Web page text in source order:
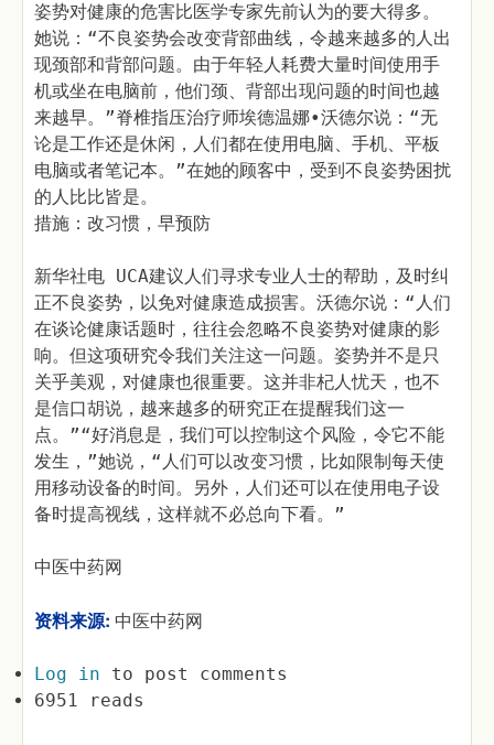
姿势对健康的危害比医学专家先前认为的要大得多。
她说：“不良姿势会改变背部曲线，令越来越多的人出
现颈部和背部问题。由于年轻人耗费大量时间使用手
机或坐在电脑前，他们颈、背部出现问题的时间也越
来越早。”脊椎指压治疗师埃德温娜•沃德尔说：“无
论是工作还是休闲，人们都在使用电脑、手机、平板
电脑或者笔记本。”在她的顾客中，受到不良姿势困扰
的人比比皆是。
措施：改习惯，早预防
新华社电 UCA建议人们寻求专业人士的帮助，及时纠
正不良姿势，以免对健康造成损害。沃德尔说：“人们
在谈论健康话题时，往往会忽略不良姿势对健康的影
响。但这项研究令我们关注这一问题。姿势并不是只
关乎美观，对健康也很重要。这并非杞人忧天，也不
是信口胡说，越来越多的研究正在提醒我们这一
点。”“好消息是，我们可以控制这个风险，令它不能
发生，”她说，“人们可以改变习惯，比如限制每天使
用移动设备的时间。另外，人们还可以在使用电子设
备时提高视线，这样就不必总向下看。”
中医中药网
资料来源: 中医中药网
Log in to post comments
6951 reads